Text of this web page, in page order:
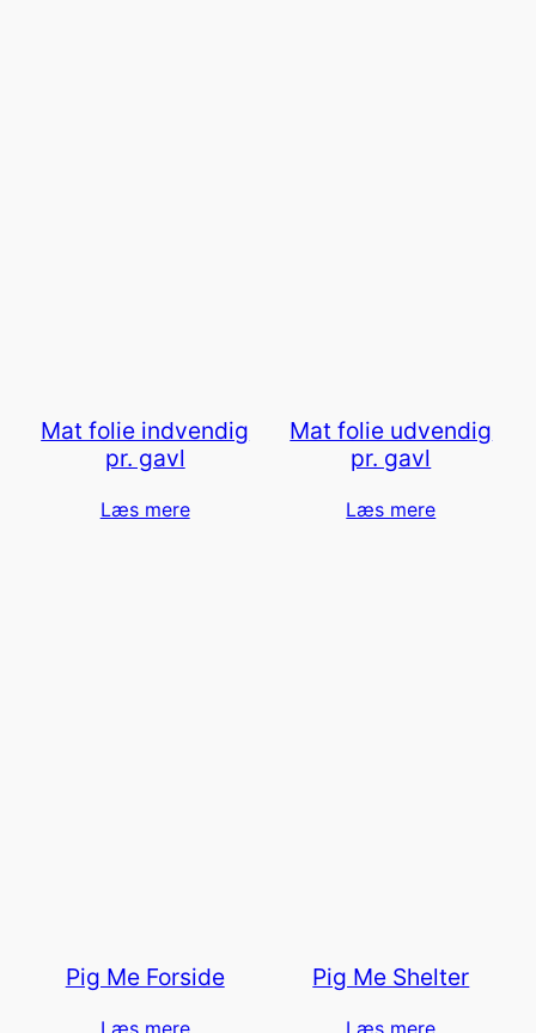
Mat folie indvendig
pr. gavl
Læs mere
Mat folie udvendig
pr. gavl
Læs mere
Pig Me Forside
Læs mere
Pig Me Shelter
Læs mere